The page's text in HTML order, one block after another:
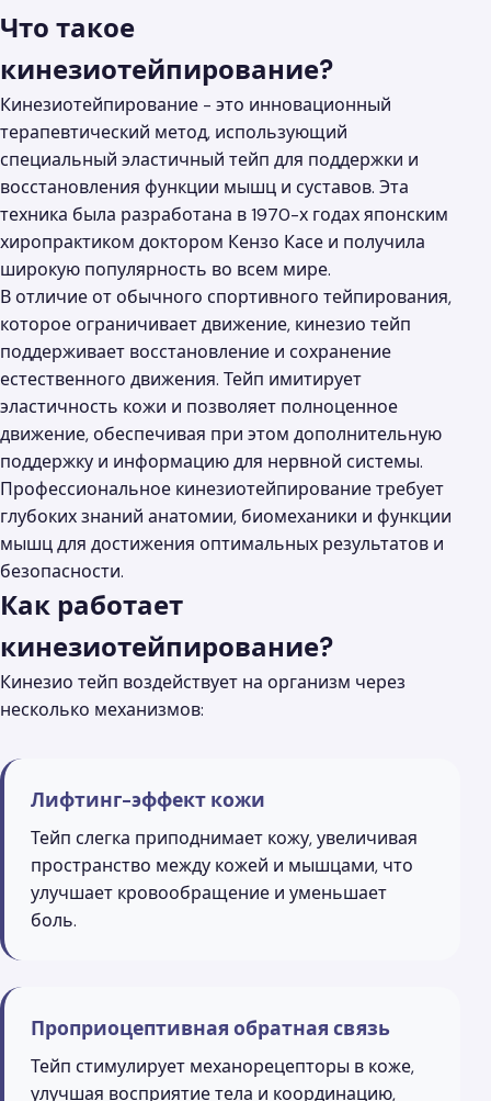
Что такое
кинезиотейпирование?
Кинезиотейпирование - это инновационный
терапевтический метод, использующий
специальный эластичный тейп для поддержки и
восстановления функции мышц и суставов. Эта
техника была разработана в 1970-х годах японским
хиропрактиком доктором Кензо Касе и получила
широкую популярность во всем мире.
В отличие от обычного спортивного тейпирования,
которое ограничивает движение, кинезио тейп
поддерживает восстановление и сохранение
естественного движения. Тейп имитирует
эластичность кожи и позволяет полноценное
движение, обеспечивая при этом дополнительную
поддержку и информацию для нервной системы.
Профессиональное кинезиотейпирование требует
глубоких знаний анатомии, биомеханики и функции
мышц для достижения оптимальных результатов и
безопасности.
Как работает
кинезиотейпирование?
Кинезио тейп воздействует на организм через
несколько механизмов:
Лифтинг-эффект кожи
Тейп слегка приподнимает кожу, увеличивая
пространство между кожей и мышцами, что
улучшает кровообращение и уменьшает
боль.
Проприоцептивная обратная связь
Тейп стимулирует механорецепторы в коже,
улучшая восприятие тела и координацию,